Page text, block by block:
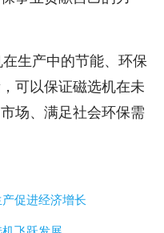
生产中的节能、环保
可以保证磁选机在未
场、满足社会环保需
促进经济增长